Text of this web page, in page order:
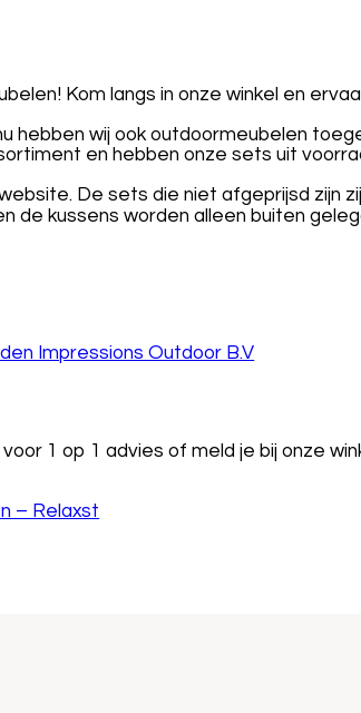
Kom langs in onze winkel en
hebben wij ook outdoormeubelen
en hebben onze sets uit
De sets die niet afgeprijsd zijn
de kussens worden alleen buiten
Impressions Outdoor B.V
1 op 1 advies of meld je bij onze
– Relaxst